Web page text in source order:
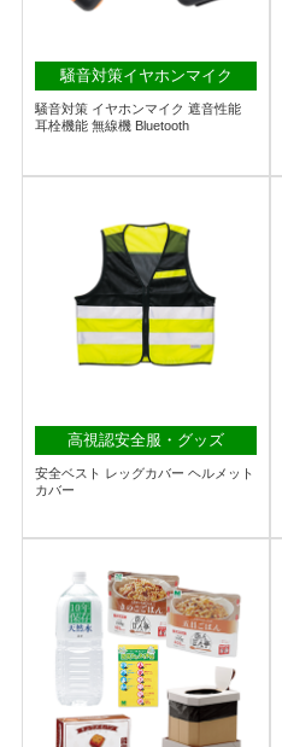
騒音対策イヤホンマイク
騒音対策 イヤホンマイク 遮音性能
耳栓機能 無線機 Bluetooth
高視認安全服・グッズ
安全ベスト レッグカバー ヘルメット
カバー